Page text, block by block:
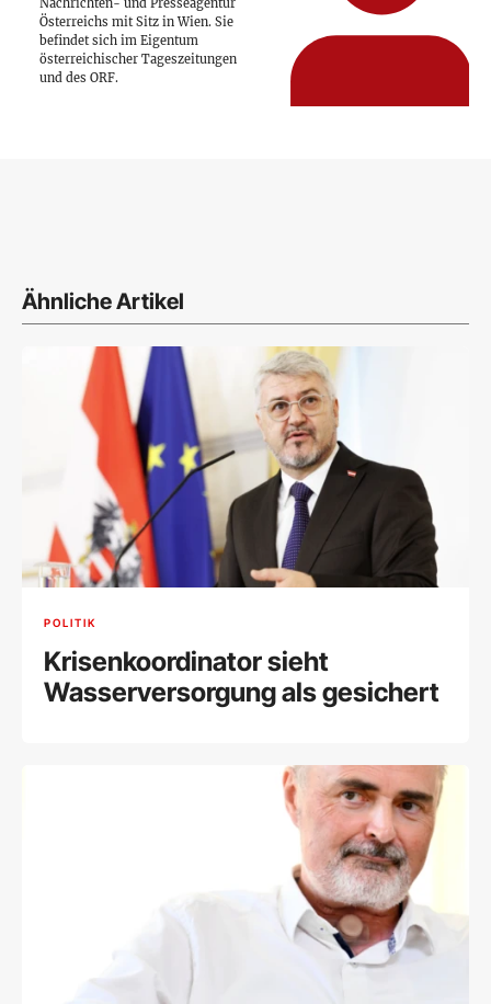
Österreichs mit Sitz in Wien. Sie
befindet sich im Eigentum
österreichischer Tageszeitungen
und des ORF.
Ähnliche Artikel
POLITIK
Krisenkoordinator sieht
Wasserversorgung als gesichert